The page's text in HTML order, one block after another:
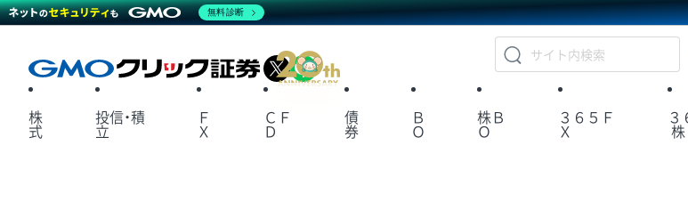
X
株
式
投信・積
立
Ｆ
Ｘ
ＣＦ
Ｄ
債
券
Ｂ
Ｏ
株Ｂ
Ｏ
３６５Ｆ
Ｘ
３
株
無料診断